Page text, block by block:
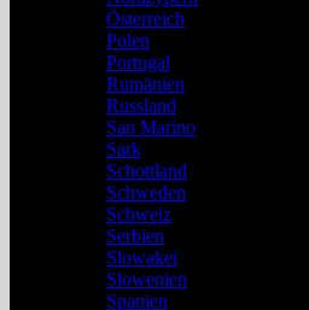
Österreich
Polen
Portugal
Rumänien
Russland
San Marino
Sark
Schottland
Schweden
Schweiz
Serbien
Slowakei
Slowenien
Spanien